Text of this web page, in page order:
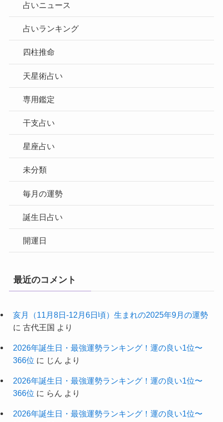
占いニュース
占いランキング
四柱推命
天星術占い
専用鑑定
干支占い
星座占い
未分類
毎月の運勢
誕生日占い
開運日
最近のコメント
亥月（11月8日-12月6日頃）生まれの2025年9月の運勢
に 古代王国 より
2026年誕生日・最強運勢ランキング！運の良い1位〜
366位 に じん より
2026年誕生日・最強運勢ランキング！運の良い1位〜
366位 に らん より
2026年誕生日・最強運勢ランキング！運の良い1位〜